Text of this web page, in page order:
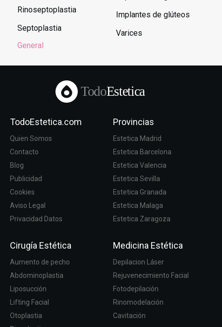
Rinoseptoplastia
Septoplastia
General
Implantes de glúteos
Varices
TodoEstetica
TodoEstetica.com
Quien Somos
Contacto
Blog
Publicidad
Cookies
Aviso Legal
Privacidad Datos
Provincias
Estetica Madrid
Estetica Barcelona
Estetica Valencia
Estetica Sevilla
Estetica Granada
Estetica Malaga
Estetica Zaragoza
Cirugía Estética
Aumento de pecho
Abdominoplastia
Liposucción
Lifting Facial
Otoplastia
Medicina Estética
Depilacion Láser
Rejuvenecimiento Facial
Fotodepilación
Rinomodelación
Cavitación